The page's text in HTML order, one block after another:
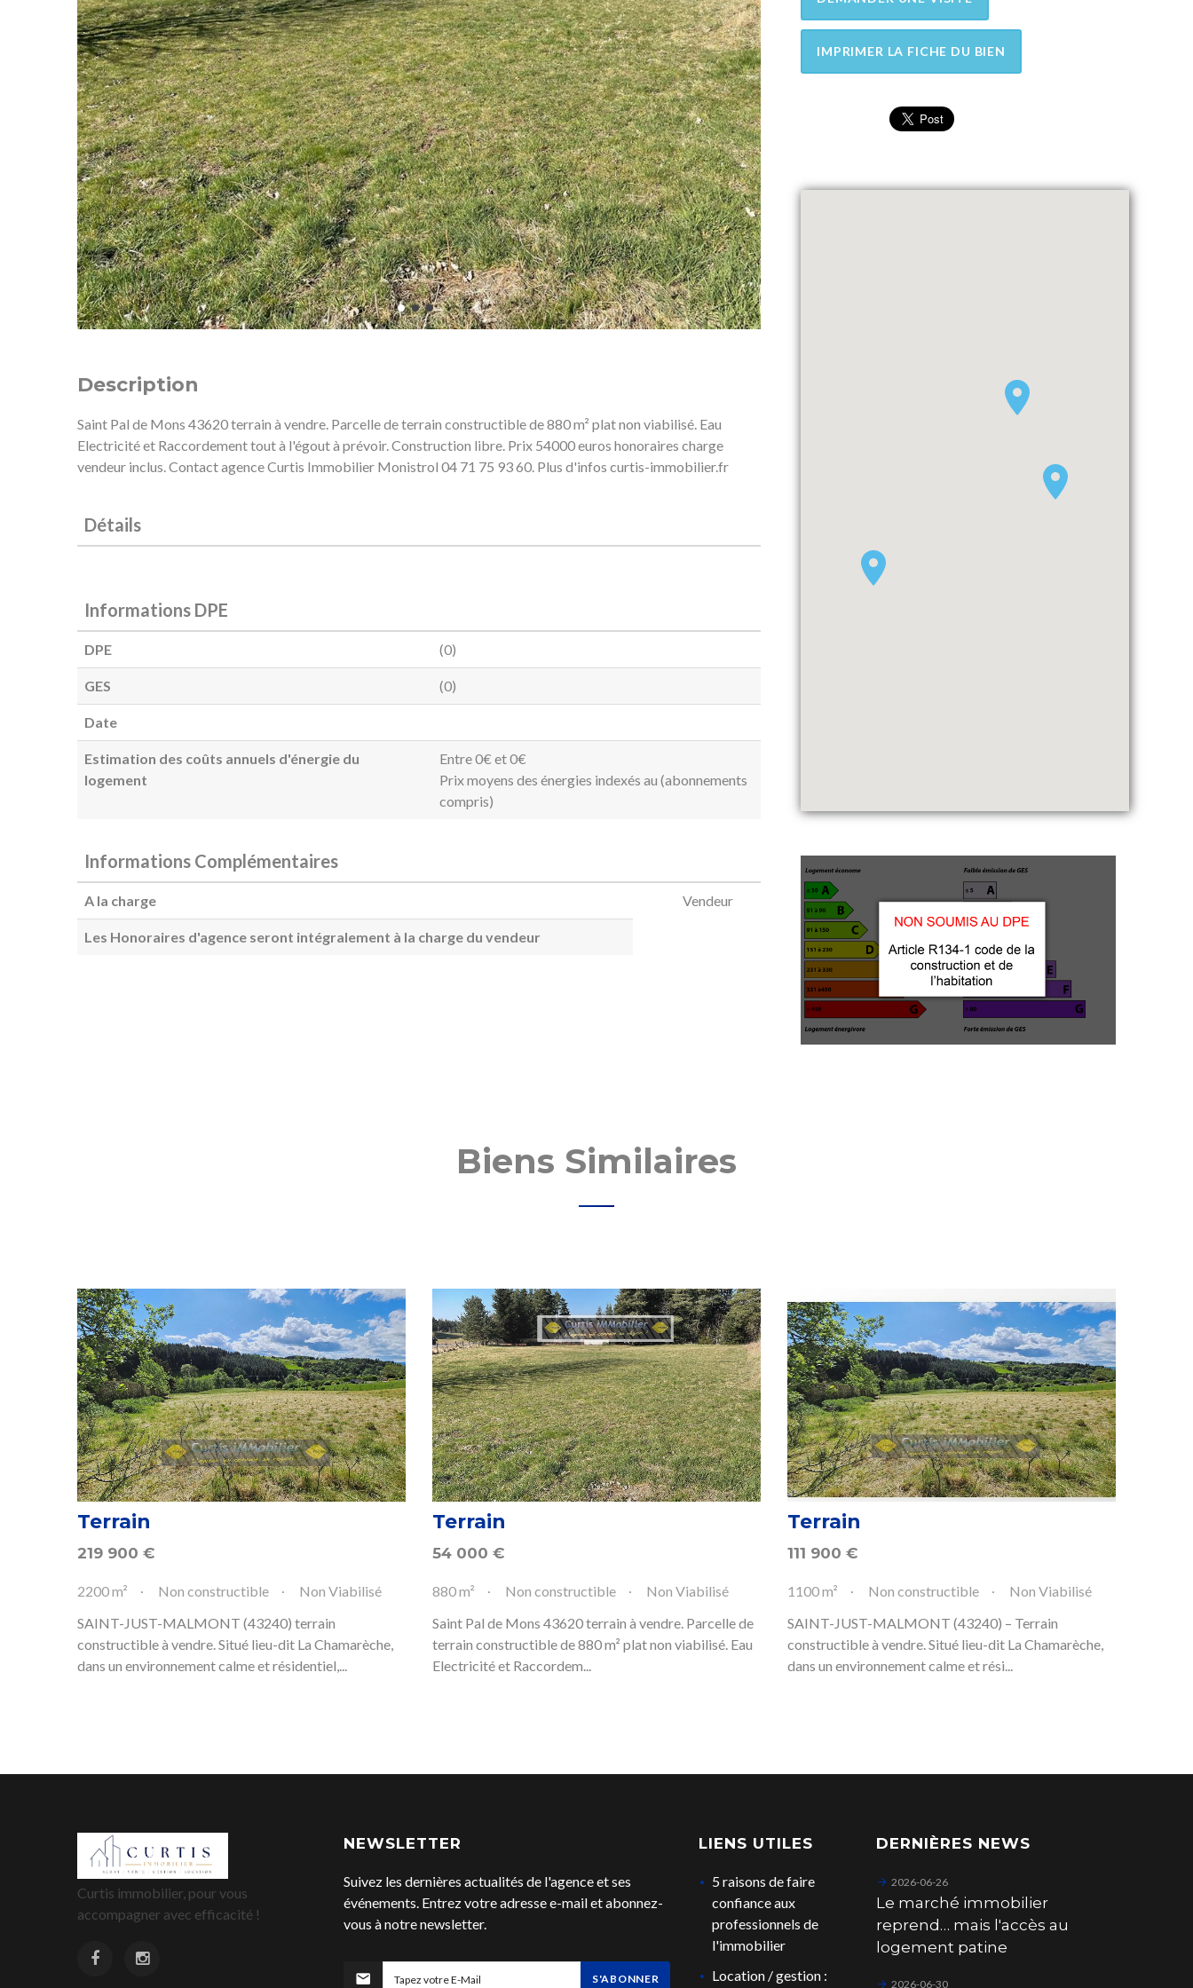
Description
Saint Pal de Mons 43620 terrain à vendre. Parcelle de terrain constructible de 880 m² plat non viabilisé. Eau
Electricité et Raccordement tout à l'égout à prévoir. Construction libre. Prix 54000 euros honoraires charge
vendeur inclus. Contact agence Curtis Immobilier Monistrol 04 71 75 93 60. Plus d'infos curtis-immobilier.fr
Détails
Informations DPE
DPE (0)
GES (0)
Date
Estimation des coûts annuels d'énergie du
logement
Entre 0€ et 0€
Prix moyens des énergies indexés au (abonnements
compris)
Informations Complémentaires
A la charge Vendeur
Les Honoraires d'agence seront intégralement à la charge du vendeur
IMPRIMER LA FICHE DU BIEN
Biens Similaires
Terrain
219 900 €
2200 m² Non constructible
Non Viabilisé
SAINT-JUST-MALMONT (43240) terrain
constructible à vendre. Situé lieu-dit La Chamarèche,
dans un environnement calme et résidentiel,...
Terrain
54 000 €
880 m² Non constructible
Non Viabilisé
Saint Pal de Mons 43620 terrain à vendre. Parcelle de
terrain constructible de 880 m² plat non viabilisé. Eau
Electricité et Raccordem...
Terrain
111 900 €
1100 m² Non constructible
Non Viabilisé
SAINT-JUST-MALMONT (43240) – Terrain
constructible à vendre. Situé lieu-dit La Chamarèche,
dans un environnement calme et rési...
DERNIÈRES NEWS
2026-06-26
Le marché immobilier
reprend… mais l'accès au
logement patine
2026-06-30
LIENS UTILES
5 raisons de faire
confiance aux
professionnels de
l'immobilier
Location / gestion :
NEWSLETTER
Suivez les dernières actualités de l'agence et ses
événements. Entrez votre adresse e-mail et abonnez-
vous à notre newsletter.
S'ABONNER
Curtis immobilier, pour vous
accompagner avec efficacité !